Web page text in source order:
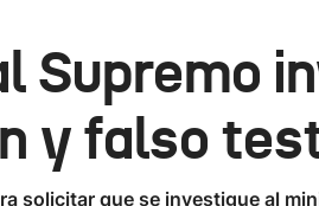
Supremo
y falso
solicitar que se investigue al